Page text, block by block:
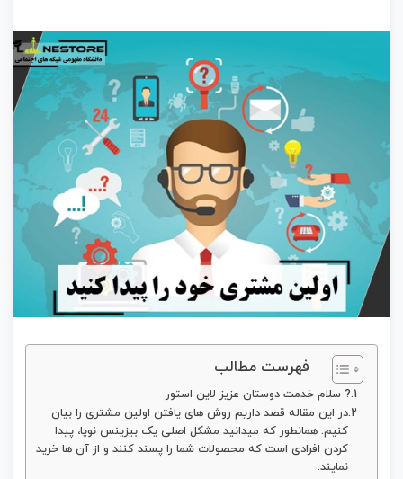
فهرست مطالب
? سلام خدمت دوستان عزیز لاین استور
در این مقاله قصد داریم روش های یافتن اولین مشتری را بیان
کنیم. همانطور که میدانید مشکل اصلی یک بیزینس نوپا، پیدا
کردن افرادی است که محصولات شما را پسند کنند و از آن ها خرید
نمایند.